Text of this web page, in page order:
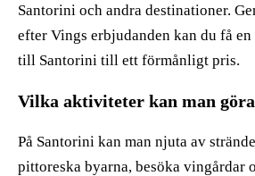
Santorini och andra destinationer.
efter Vings erbjudanden kan du få
till Santorini till ett förmånligt pris.
Vilka aktiviteter kan man
På Santorini kan man njuta av
pittoreska byarna, besöka vingårdar